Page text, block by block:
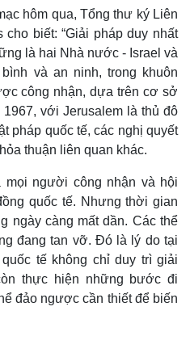
n
g
m
hôm qua, Tổng thư k‎ý Liên
cho biết: “Giải pháp duy nhất
là hai Nhà nước - Israel và
và an ninh, trong khuôn
công nhận, dựa trên cơ sở
với Jerusalem là thủ đô
pháp quốc tế, các nghị quyết
thuận liên quan khác.
người công nhận và hội
quốc tế. Nhưng thời gian
ngày càng mất dần. Các thể
đang tan vỡ. Đó là lý do tại
tế không chỉ duy trì giải
thực hiện những bước đi
đảo ngược cần thiết để biến